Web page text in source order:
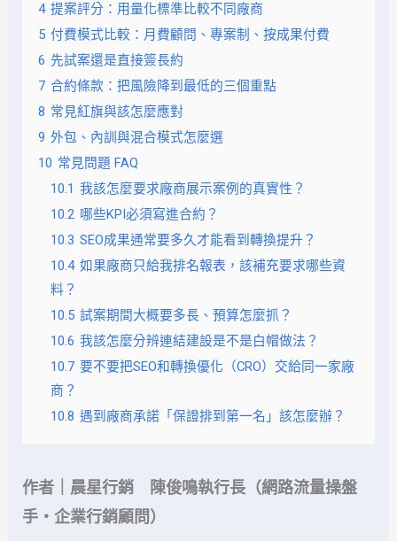
4 提案評分：用量化標準比較不同廠商
5 付費模式比較：月費顧問、專案制、按成果付費
6 先試案還是直接簽長約
7 合約條款：把風險降到最低的三個重點
8 常見紅旗與該怎麼應對
9 外包、內訓與混合模式怎麼選
10 常見問題 FAQ
10.1 我該怎麼要求廠商展示案例的真實性？
10.2 哪些KPI必須寫進合約？
10.3 SEO成果通常要多久才能看到轉換提升？
10.4 如果廠商只給我排名報表，該補充要求哪些資
料？
10.5 試案期間大概要多長、預算怎麼抓？
10.6 我該怎麼分辨連結建設是不是白帽做法？
10.7 要不要把SEO和轉換優化（CRO）交給同一家廠
商？
10.8 遇到廠商承諾「保證排到第一名」該怎麼辦？
作者｜晨星行銷 陳俊鳴執行長（網路流量操盤
手・企業行銷顧問）